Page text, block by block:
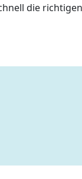
die